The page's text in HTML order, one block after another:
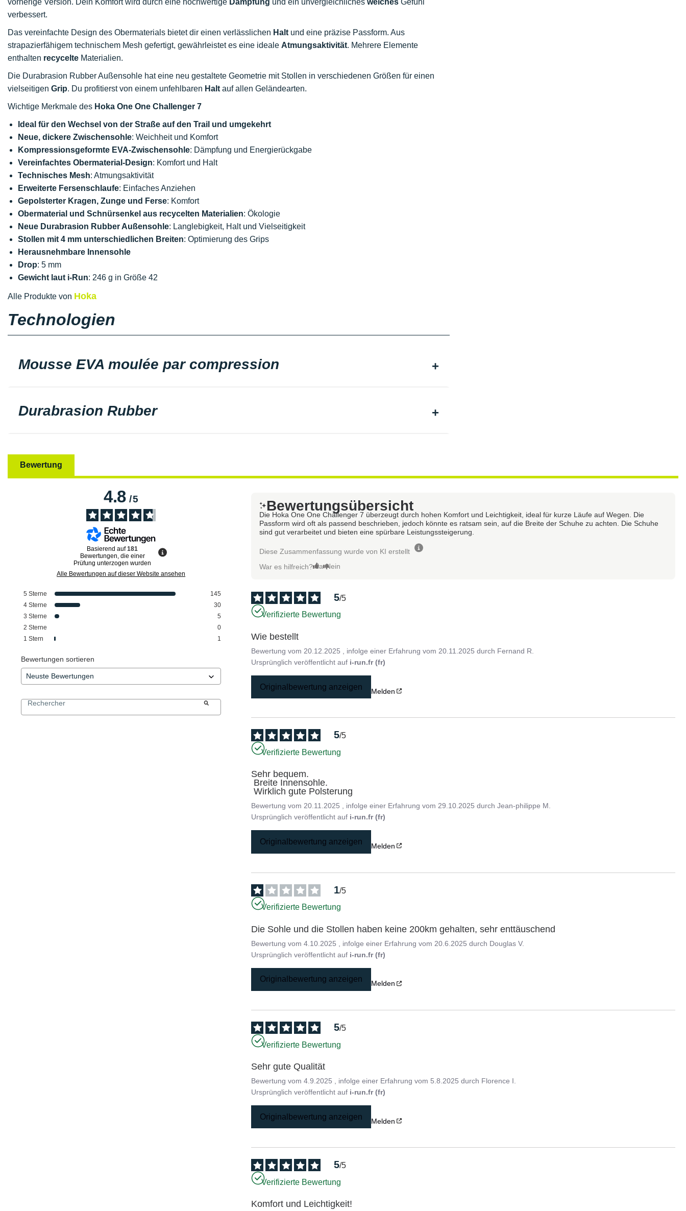
vorherige Version. Dein Komfort wird durch eine hochwertige Dämpfung und ein unvergleichliches weiches Gefühl
verbessert.
Das vereinfachte Design des Obermaterials bietet dir einen verlässlichen Halt und eine präzise Passform. Aus
strapazierfähigem technischem Mesh gefertigt, gewährleistet es eine ideale Atmungsaktivität. Mehrere Elemente
enthalten recycelte Materialien.
Die Durabrasion Rubber Außensohle hat eine neu gestaltete Geometrie mit Stollen in verschiedenen Größen für einen
vielseitigen Grip. Du profitierst von einem unfehlbaren Halt auf allen Geländearten.
Wichtige Merkmale des Hoka One One Challenger 7
Ideal für den Wechsel von der Straße auf den Trail und umgekehrt
Neue, dickere Zwischensohle: Weichheit und Komfort
Kompressionsgeformte EVA-Zwischensohle: Dämpfung und Energierückgabe
Vereinfachtes Obermaterial-Design: Komfort und Halt
Technisches Mesh: Atmungsaktivität
Erweiterte Fersenschlaufe: Einfaches Anziehen
Gepolsterter Kragen, Zunge und Ferse: Komfort
Obermaterial und Schnürsenkel aus recycelten Materialien: Ökologie
Neue Durabrasion Rubber Außensohle: Langlebigkeit, Halt und Vielseitigkeit
Stollen mit 4 mm unterschiedlichen Breiten: Optimierung des Grips
Herausnehmbare Innensohle
Drop: 5 mm
Gewicht laut i-Run: 246 g in Größe 42
Alle Produkte von Hoka
Technologien
Mousse EVA moulée par compression
Durabrasion Rubber
Bewertung
4.8/5
Basierend auf181
Bewertungen, die einer
Prüfung unterzogen wurden
Alle Bewertungen auf dieser Website ansehen
5 Sterne
145
4 Sterne
30
3 Sterne
5
2 Sterne
0
1 Stern 1
Bewertungen sortieren
Bewertungsübersicht
Die Hoka One One Challenger 7 überzeugt durch hohen Komfort und Leichtigkeit, ideal für kurze Läufe auf Wegen. Die
Passform wird oft als passend beschrieben, jedoch könnte es ratsam sein, auf die Breite der Schuhe zu achten. Die Schuhe
sind gut verarbeitet und bieten eine spürbare Leistungssteigerung.
Diese Zusammenfassung wurde von KI erstellt
War es hilfreich? Ja Nein
5/5
Verifizierte Bewertung
Wie bestellt
Bewertung vom 20.12.2025 , infolge einer Erfahrung vom 20.11.2025 durch Fernand R.
Ursprünglich veröffentlicht auf i-run.fr (fr)
Originalbewertung anzeigen Melden
5/5
Verifizierte Bewertung
Sehr bequem.
Wirklich gute Polsterung
Bewertung vom20.11.2025 , infolge einer Erfahrung vom29.10.2025 durchJean-philippe M.
Ursprünglich veröffentlicht auf i-run.fr (fr)
Originalbewertung anzeigen Melden
1/5
Verifizierte Bewertung
Die Sohle und die Stollen haben keine 200km gehalten, sehr enttäuschend
Bewertung vom4.10.2025 , infolge einer Erfahrung vom 20.6.2025 durch Douglas V.
Ursprünglich veröffentlicht auf i-run.fr (fr)
Originalbewertung anzeigen Melden
5/5
Verifizierte Bewertung
Sehr gute Qualität
Bewertung vom4.9.2025 , infolge einer Erfahrung vom 5.8.2025 durch Florence I.
Ursprünglich veröffentlicht auf i-run.fr (fr)
Originalbewertung anzeigen Melden
5/5
Verifizierte Bewertung
Komfort und Leichtigkeit!